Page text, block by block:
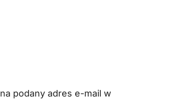
na podany adres e-mail w